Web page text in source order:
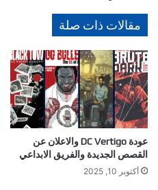
مقالات ذات صلة
عودة DC Vertigo والاعلان عن
القصص الجديدة والفريق الابداعي
أكتوبر 10, 2025